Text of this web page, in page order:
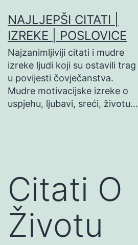
na
sadržaj
NAJLJEPŠI CITATI |
IZREKE | POSLOVICE
Najzanimljiviji citati i mudre
izreke ljudi koji su ostavili trag
u povijesti čovječanstva.
Mudre motivacijske izreke o
uspjehu, ljubavi, sreći, životu…
Citati O
Životu